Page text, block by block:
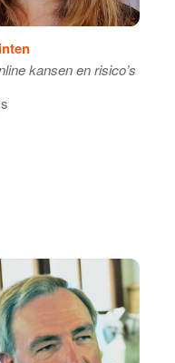
kansen en risico’s